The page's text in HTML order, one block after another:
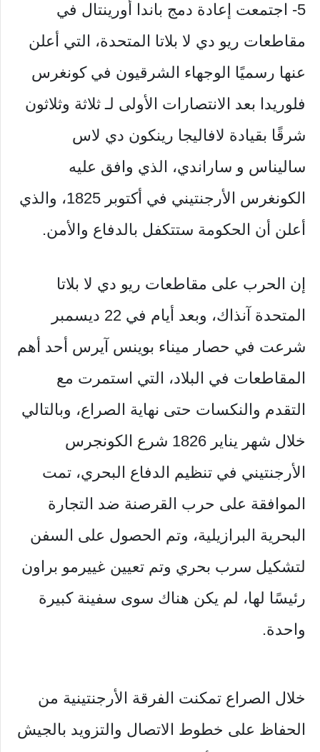
5- اجتمعت إعادة دمج باندا أورينتال في
مقاطعات ريو دي لا بلاتا المتحدة، التي أعلن
عنها رسميًا الوجهاء الشرقيون في كونغرس
فلوريدا بعد الانتصارات الأولى لـ ثلاثة وثلاثون
شرقًا بقيادة لافاليجا رينكون دي لاس
ساليناس و ساراندي، الذي وافق عليه
الكونغرس الأرجنتيني في أكتوبر 1825، والذي
أعلن أن الحكومة ستتكفل بالدفاع والأمن.
إن الحرب على مقاطعات ريو دي لا بلاتا
المتحدة آنذاك، وبعد أيام في 22 ديسمبر
شرعت في حصار ميناء بوينس آيرس أحد أهم
المقاطعات في البلاد، التي استمرت مع
التقدم والنكسات حتى نهاية الصراع، وبالتالي
خلال شهر يناير 1826 شرع الكونجرس
الأرجنتيني في تنظيم الدفاع البحري، تمت
الموافقة على حرب القرصنة ضد التجارة
البحرية البرازيلية، وتم الحصول على السفن
لتشكيل سرب بحري وتم تعيين غييرمو براون
رئيسًا لها، لم يكن هناك سوى سفينة كبيرة
واحدة.
خلال الصراع تمكنت الفرقة الأرجنتينية من
الحفاظ على خطوط الاتصال والتزويد بالجيش